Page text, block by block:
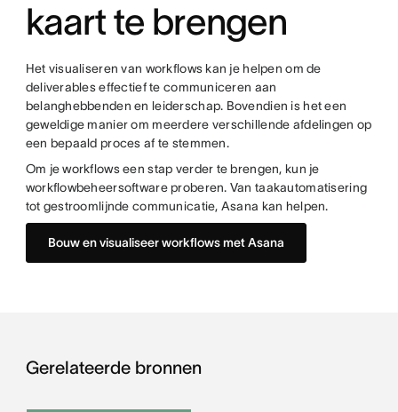
kaart te brengen
Het visualiseren van workflows kan je helpen om de
deliverables effectief te communiceren aan
belanghebbenden en leiderschap. Bovendien is het een
geweldige manier om meerdere verschillende afdelingen op
een bepaald proces af te stemmen.
Om je workflows een stap verder te brengen, kun je
workflowbeheersoftware proberen. Van taakautomatisering
tot gestroomlijnde communicatie, Asana kan helpen.
Bouw en visualiseer workflows met Asana
Gerelateerde bronnen